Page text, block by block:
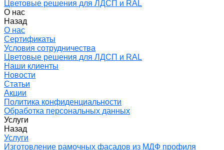
Цветовые решения для ЛДСП и RAL
О нас
Назад
О нас
Сертификаты
Условия сотрудничества
Цветовые решения для ЛДСП и RAL
Наши клиенты
Новости
Статьи
Акции
Политика конфиденциальности
Обработка персональных данных
Услуги
Назад
Услуги
Изготовление рамочных фасадов из МДФ профиля